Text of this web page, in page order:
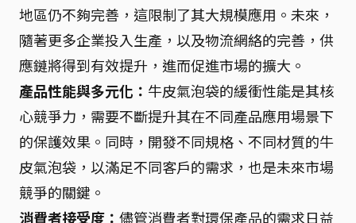
地區仍不夠完善，這限制了其大規模應用。未來，
隨著更多企業投入生產，以及物流網絡的完善，供
應鏈將得到有效提升，進而促進市場的擴大。
產品性能與多元化： 牛皮氣泡袋的緩衝性能是其核
心競爭力，需要不斷提升其在不同產品應用場景下
的保護效果。同時，開發不同規格、不同材質的牛
皮氣泡袋，以滿足不同客戶的需求，也是未來市場
競爭的關鍵。
消費者接受度： 儘管消費者對環保產品的需求日益